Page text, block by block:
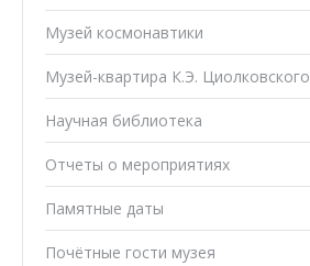
Музей космонавтики
Музей-квартира К.Э. Циолковского
Научная библиотека
Отчеты о мероприятиях
Памятные даты
Почётные гости музея